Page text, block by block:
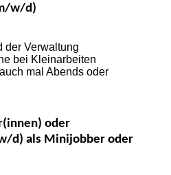
w/d)
der Verwaltung
bei Kleinarbeiten
mal Abends oder
oder
d) als Minijobber oder